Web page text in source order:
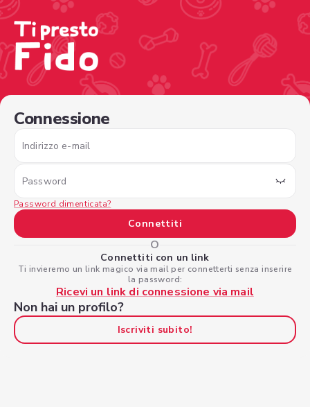
Connessione
Indirizzo e-mail
Password
Password dimenticata?
Connettiti
O
Connettiti con un link
Ti invieremo un link magico via mail per connetterti senza inserire
la password:
Ricevi un link di connessione via mail
Non hai un profilo?
Iscriviti subito!
/sign-in?nextPage=%2Fview-profile%2F02282e4e-1152-